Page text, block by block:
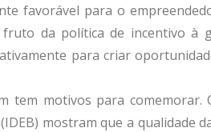
favorável para o
da política de incentivo à
para criar
tem motivos para comemorar.
mostram que a qualidade